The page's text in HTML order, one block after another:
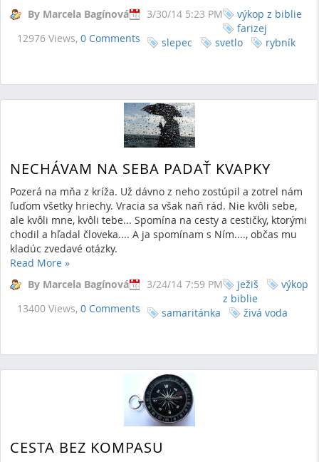
By Marcela Bagínová
3/30/14 5:23 PM
12976 Views, 0 Comments
výkop z biblie
farizej
slepec
svetlo rybník
NECHÁVAM NA SEBA PADAŤ KVAPKY
Pozerá na mňa z kríža. Už dávno z neho zostúpil a zotrel nám
ľuďom všetky hriechy. Vracia sa však naň rád. Nie kvôli sebe,
ale kvôli mne, kvôli tebe... Spomína na cesty a cestičky, ktorými
chodil a hľadal človeka.... A ja spomínam s Ním...., občas mu
kladúc zvedavé otázky.
Read More »
By Marcela Bagínová
3/24/14 7:59 PM
13400 Views, 0 Comments
ježiš
výkop
z biblie
samaritánka
živá voda
CESTA BEZ KOMPASU